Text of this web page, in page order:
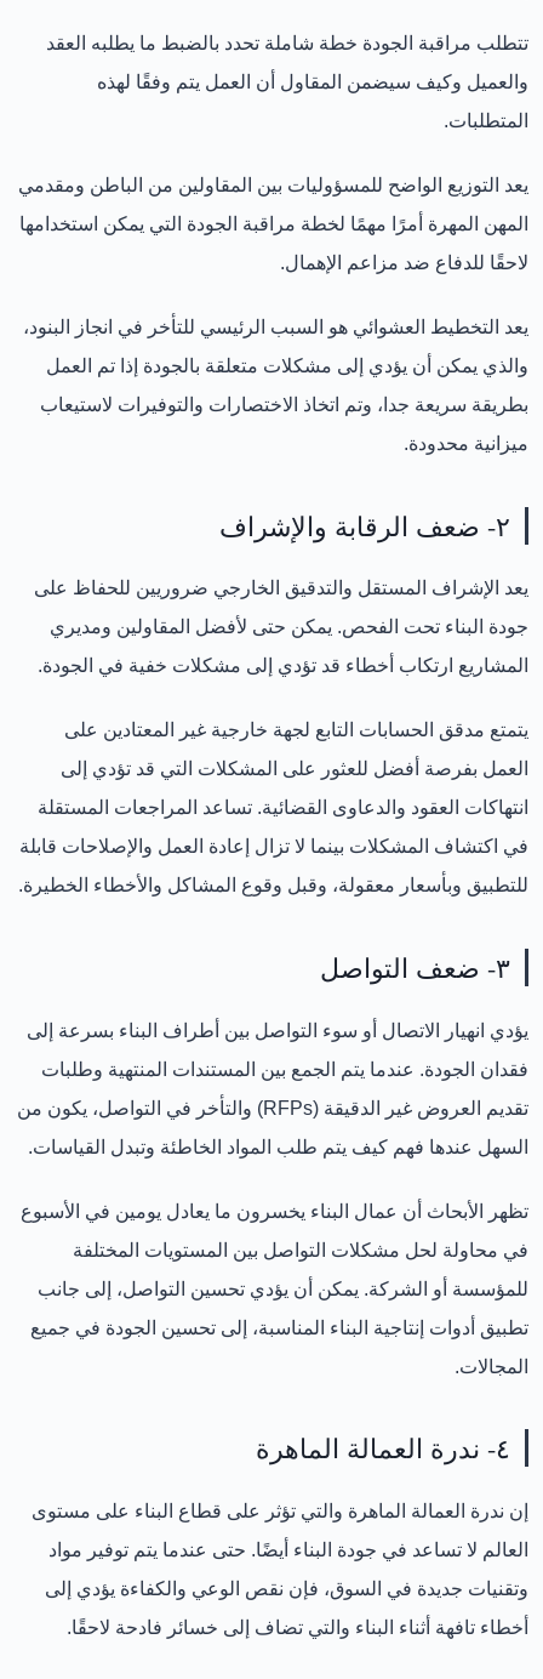
تتطلب مراقبة الجودة خطة شاملة تحدد بالضبط ما يطلبه العقد
والعميل وكيف سيضمن المقاول أن العمل يتم وفقًا لهذه
المتطلبات.
يعد التوزيع الواضح للمسؤوليات بين المقاولين من الباطن ومقدمي
المهن المهرة أمرًا مهمًا لخطة مراقبة الجودة التي يمكن استخدامها
لاحقًا للدفاع ضد مزاعم الإهمال.
يعد التخطيط العشوائي هو السبب الرئيسي للتأخر في انجاز البنود،
والذي يمكن أن يؤدي إلى مشكلات متعلقة بالجودة إذا تم العمل
بطريقة سريعة جدا، وتم اتخاذ الاختصارات والتوفيرات لاستيعاب
ميزانية محدودة.
٢- ضعف الرقابة والإشراف
يعد الإشراف المستقل والتدقيق الخارجي ضروريين للحفاظ على
جودة البناء تحت الفحص. يمكن حتى لأفضل المقاولين ومديري
المشاريع ارتكاب أخطاء قد تؤدي إلى مشكلات خفية في الجودة.
يتمتع مدقق الحسابات التابع لجهة خارجية غير المعتادين على
العمل بفرصة أفضل للعثور على المشكلات التي قد تؤدي إلى
انتهاكات العقود والدعاوى القضائية. تساعد المراجعات المستقلة
في اكتشاف المشكلات بينما لا تزال إعادة العمل والإصلاحات قابلة
للتطبيق وبأسعار معقولة، وقبل وقوع المشاكل والأخطاء الخطيرة.
٣- ضعف التواصل
يؤدي انهيار الاتصال أو سوء التواصل بين أطراف البناء بسرعة إلى
فقدان الجودة. عندما يتم الجمع بين المستندات المنتهية وطلبات
تقديم العروض غير الدقيقة (RFPs) والتأخر في التواصل، يكون من
السهل عندها فهم كيف يتم طلب المواد الخاطئة وتبدل القياسات.
تظهر الأبحاث أن عمال البناء يخسرون ما يعادل يومين في الأسبوع
في محاولة لحل مشكلات التواصل بين المستويات المختلفة
للمؤسسة أو الشركة. يمكن أن يؤدي تحسين التواصل، إلى جانب
تطبيق أدوات إنتاجية البناء المناسبة، إلى تحسين الجودة في جميع
المجالات.
٤- ندرة العمالة الماهرة
إن ندرة العمالة الماهرة والتي تؤثر على قطاع البناء على مستوى
العالم لا تساعد في جودة البناء أيضًا. حتى عندما يتم توفير مواد
وتقنيات جديدة في السوق، فإن نقص الوعي والكفاءة يؤدي إلى
أخطاء تافهة أثناء البناء والتي تضاف إلى خسائر فادحة لاحقًا.